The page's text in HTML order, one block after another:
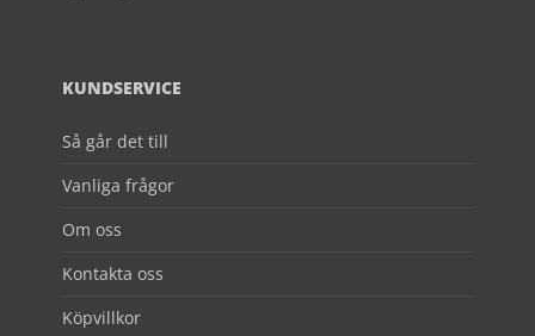
KUNDSERVICE
Så går det till
Vanliga frågor
Om oss
Kontakta oss
Köpvillkor